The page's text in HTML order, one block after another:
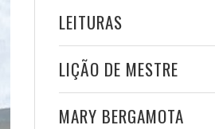
LEITURAS
LIÇÃO DE MESTRE
MARY BERGAMOTA